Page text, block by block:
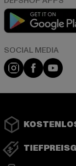
Instagram
Facebook